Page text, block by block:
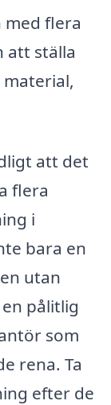
med flera
att ställa
att det
flera
i
bara en
utan
pålitlig
som
rena. Ta
efter de